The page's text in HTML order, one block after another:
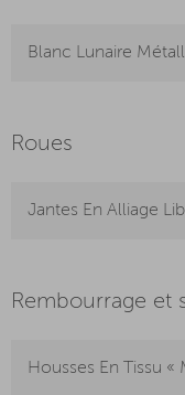
Blanc Lunaire
Roues
Jantes En Alliage
Rembourrage et
Housses En Tissu